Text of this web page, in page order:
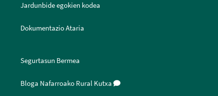
Jardunbide egokien kodea
Dokumentazio Ataria
Segurtasun Bermea
Bloga Nafarroako Rural Kutxa